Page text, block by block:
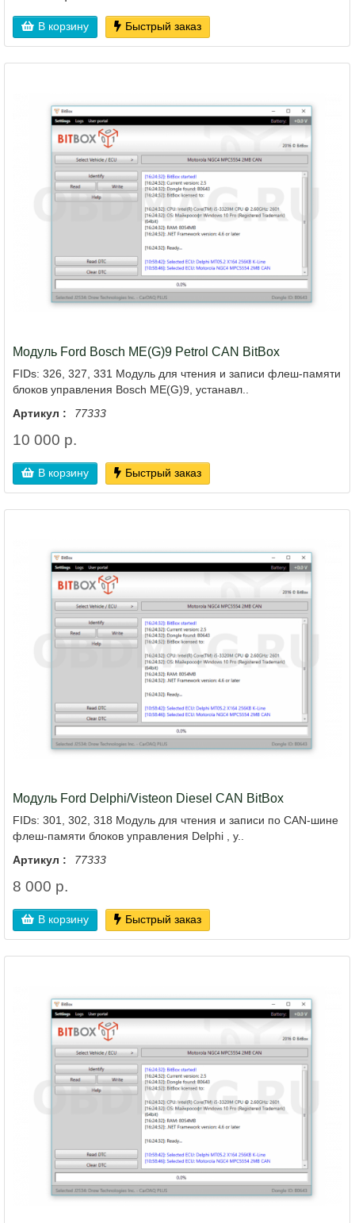
В корзину Быстрый заказ
Модуль Ford Bosch ME(G)9 Petrol CAN BitBox
FIDs: 326, 327, 331 Модуль для чтения и записи флеш-памяти
блоков управления Bosch ME(G)9, устанавл..
Артикул :
77333
10 000 р.
В корзину Быстрый заказ
Модуль Ford Delphi/Visteon Diesel CAN BitBox
FIDs: 301, 302, 318 Модуль для чтения и записи по CAN-шине
флеш-памяти блоков управления Delphi , у..
Артикул :
77333
8 000 р.
В корзину Быстрый заказ